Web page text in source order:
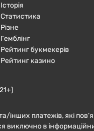
Історія
Статистика
Різне
Гемблінг
Рейтинг букмекерів
Рейтинг казино
інших платежів, які
виключно в